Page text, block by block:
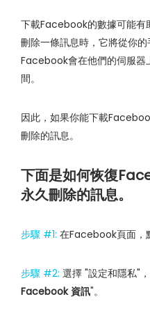
下載Facebook的數據可能有
刪除一條訊息時，它將從你
Facebook會在他們的伺服器
間。
因此，如果你能下載
刪除的訊息。
下面是如何恢復
永久刪除的訊息。
步驟 #1: 在Facebook頁面，
步驟 #2: 選擇 "設定和隱私"
Facebook 資訊"。